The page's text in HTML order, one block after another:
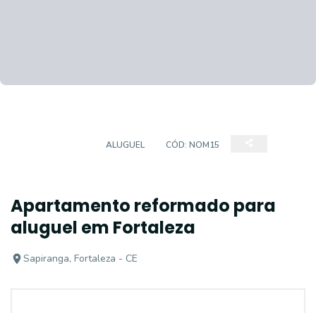
ALUGUEL CÓD: NOM15
Apartamento reformado para
aluguel em Fortaleza
Sapiranga, Fortaleza - CE